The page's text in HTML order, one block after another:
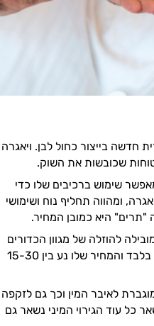
חדשה בייצור כחול לבן. ויאגרה
שכובשות את השוק.
שימוש ברכיבים שלו כדי
ומהווה תחליף נוח ושימושי
היא כמובן המחיר.
להוזלה של מגוון הכדורים
הקיים. כמו לגבי הוויאגרה, גם את הכדור החדש ניתן לרכוש עם מרשם רופא בלבד והמחיר שלו נע בין 15-30
לאיבר המין וכך גם לזקפה
כל עוד הגירוי המיני נשאר גם